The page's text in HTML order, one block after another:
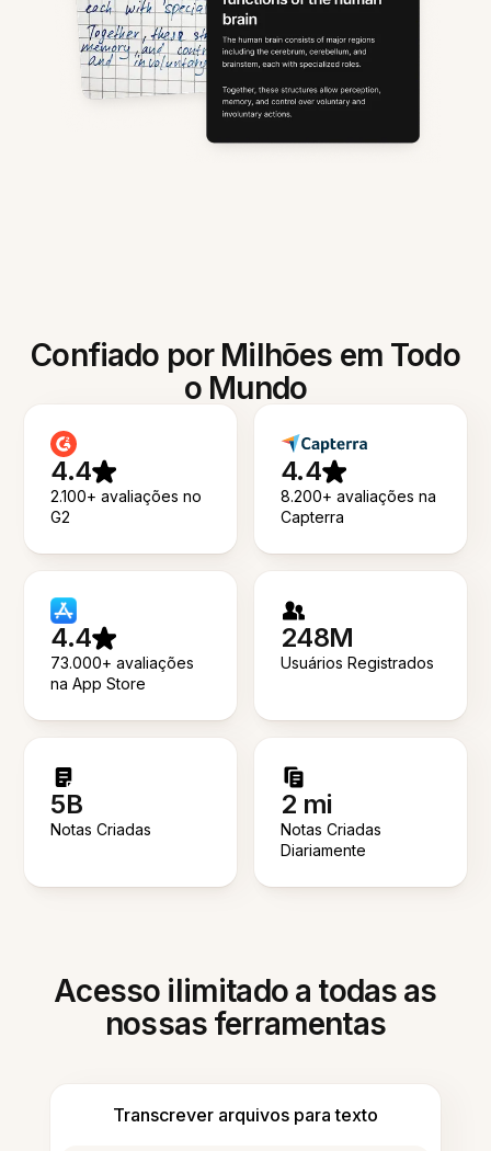
Confiado por Milhões em Todo
o Mundo
4.4
2.100+ avaliações no
G2
4.4
8.200+ avaliações na
Capterra
4.4
73.000+ avaliações
na App Store
248M
Usuários Registrados
5B
Notas Criadas
2 mi
Notas Criadas
Diariamente
Acesso ilimitado a todas as
nossas ferramentas
Transcrever arquivos para texto